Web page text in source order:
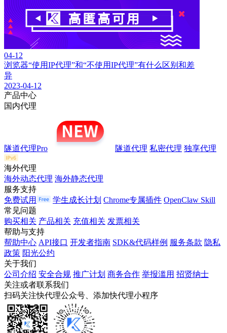
04-12
浏览器“使用IP代理”和“不使用IP代理”有什么区别和差
异
2023-04-12
产品中心
国内代理
隧道代理Pro 隧道代理 私密代理 独享代理
海外代理
海外动态代理 海外静态代理
服务支持
免费试用
学生成长计划 Chrome专属插件 OpenClaw Skill
常见问题
购买相关 产品相关 充值相关 发票相关
帮助与支持
帮助中心 API接口 开发者指南 SDK&代码样例 服务条款 隐私
政策 阳光公约
关于我们
公司介绍 安全合规 推广计划 商务合作 举报滥用 招贤纳士
关注或者联系我们
扫码关注快代理公众号、添加快代理小程序